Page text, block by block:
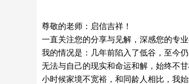
尊敬的老师：启信吉祥！
一直关注您的分享与见解，深感您的专
我的情况是：几年前陷入了低谷，至今
无法与自己的现实和命运和解，始终不甘
小时候家境不宽裕，和同龄人相比，我